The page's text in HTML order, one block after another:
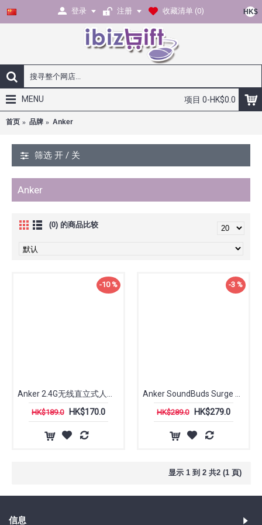
HK$
登录 注册 收藏清单 (0)
项目 0-HK$0.0
MENU
首页 品牌 Anker
筛选 开 / 关
Anker
(0) 的商品比较
-10 %
HK$189.0 HK$170.0
-3 %
HK$289.0 HK$279.0
显示 1 到 2 共2 (1 頁)
信息